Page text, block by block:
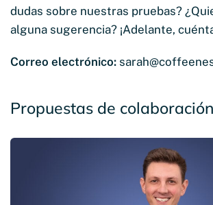
dudas sobre nuestras pruebas?
alguna sugerencia? ¡Adelante,
Correo electrónico:
Propuestas de